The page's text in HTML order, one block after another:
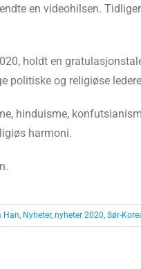
en videohilsen.
holdt en
politiske og religiøse
hinduisme,
harmoni.
Han Nyheter, nyheter 2020 Sør-